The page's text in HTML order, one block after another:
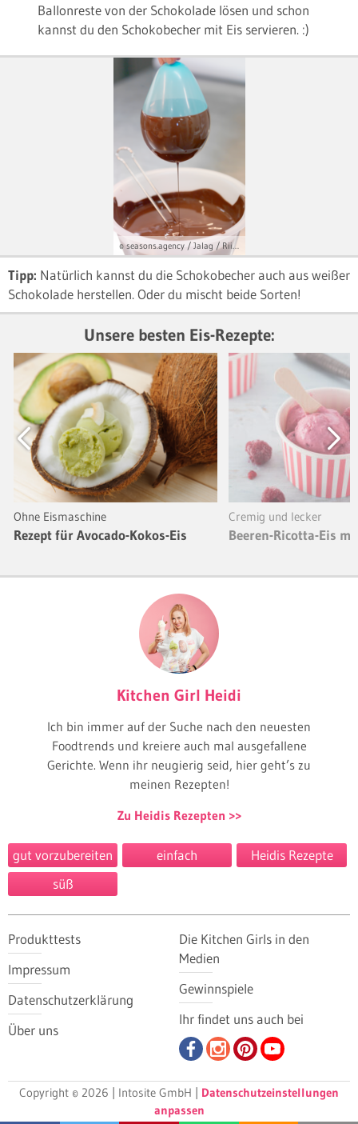
Ballonreste von der Schokolade lösen und schon
kannst du den Schokobecher mit Eis servieren. :)
© seasons.agency / Jalag / Riis, René
Tipp: Natürlich kannst du die Schokobecher auch aus weißer
Schokolade herstellen. Oder du mischt beide Sorten!
Unsere besten Eis-Rezepte:
Previous
Ohne Eismaschine
Rezept für Avocado-Kokos-Eis
Cremig und lecker
Beeren-Ricotta-Eis
Next
Kitchen Girl Heidi
Ich bin immer auf der Suche nach den neuesten
Foodtrends und kreiere auch mal ausgefallene
Gerichte. Wenn ihr neugierig seid, hier geht’s zu
meinen Rezepten!
Zu Heidis Rezepten
gut vorzubereiten einfach
Heidis Rezepte
süß
Produkttests
Impressum
Datenschutzerklärung
Über uns
Die Kitchen Girls in den
Medien
Gewinnspiele
Ihr findet uns auch bei
Copyright © 2026 | Intosite GmbH | Datenschutzeinstellungen
anpassen